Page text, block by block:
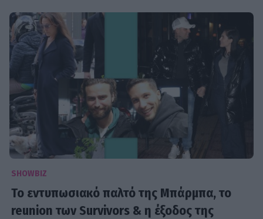
SHOWBIZ
Το εντυπωσιακό παλτό της Μπάρμπα, το
reunion των Survivors & η έξοδος της